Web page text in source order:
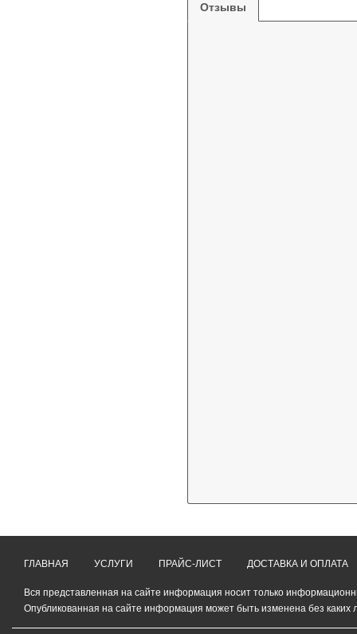
Отзывы
ГЛАВНАЯ УСЛУГИ ПРАЙС-ЛИСТ ДОСТАВКА И ОПЛАТА
Вся представленная на сайте информация носит только
Опубликованная на сайте информация может быть изменена без каких